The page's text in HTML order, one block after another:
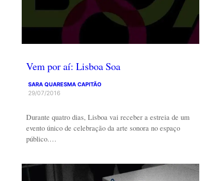
Vem por aí: Lisboa Soa
SARA QUARESMA CAPITÃO
29/07/2016
Durante quatro dias, Lisboa vai receber a estreia de um
evento único de celebração da arte sonora no espaço
público.…